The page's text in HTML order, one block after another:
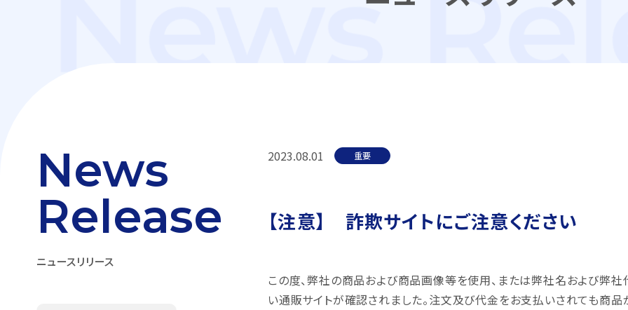
ニュースリリース
News
Release
2023.08.01 重要
【注意】 詐欺サイトにご注意ください
この度、弊社の商品および商品画像等を使用、または弊社名および弊
い通販サイトが確認されました。注文及び代金をお支払いされても商